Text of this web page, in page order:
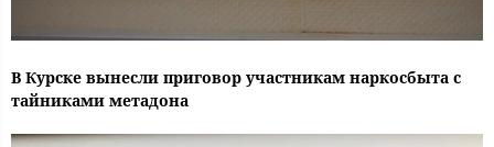
В Курске вынесли приговор участникам наркосбыта с
тайниками метадона